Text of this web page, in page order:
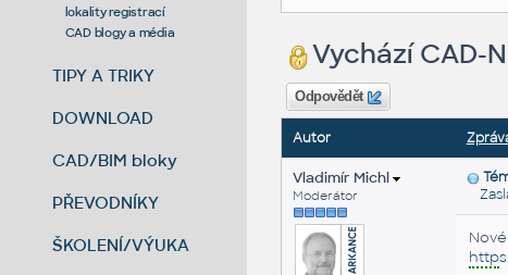
lokality registrací
CAD blogy a média
TIPY A TRIKY
DOWNLOAD
CAD/BIM bloky
PŘEVODNÍKY
ŠKOLENÍ/VÝUKA
Vychází CAD-
Odpovědět
Autor
Vladimír Michl
Moderátor
http